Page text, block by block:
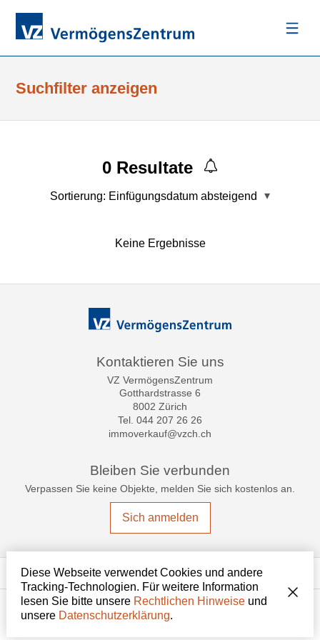
Suchfilter anzeigen
0 Resultate
Sortierung: Einfügungsdatum absteigend
Keine Ergebnisse
Kontaktieren Sie uns
VZ VermögensZentrum
Gotthardstrasse 6
8002 Zürich
Tel.
044 207 26 26
immoverkauf@vzch.ch
Bleiben Sie verbunden
Verpassen Sie keine Objekte, melden Sie sich kostenlos an.
Sich anmelden
Software Immomig
2004-2026, IMMOMIG AG | Alle Rechte vorbehalten |
Unsere Inserate aufdreamo.ch
Diese Webseite verwendet Cookies und andere
Tracking-Technologien. Für weitere Information
lesen Sie bitte unsere Rechtlichen Hinweiseund
unsere Datenschutzerklärung.